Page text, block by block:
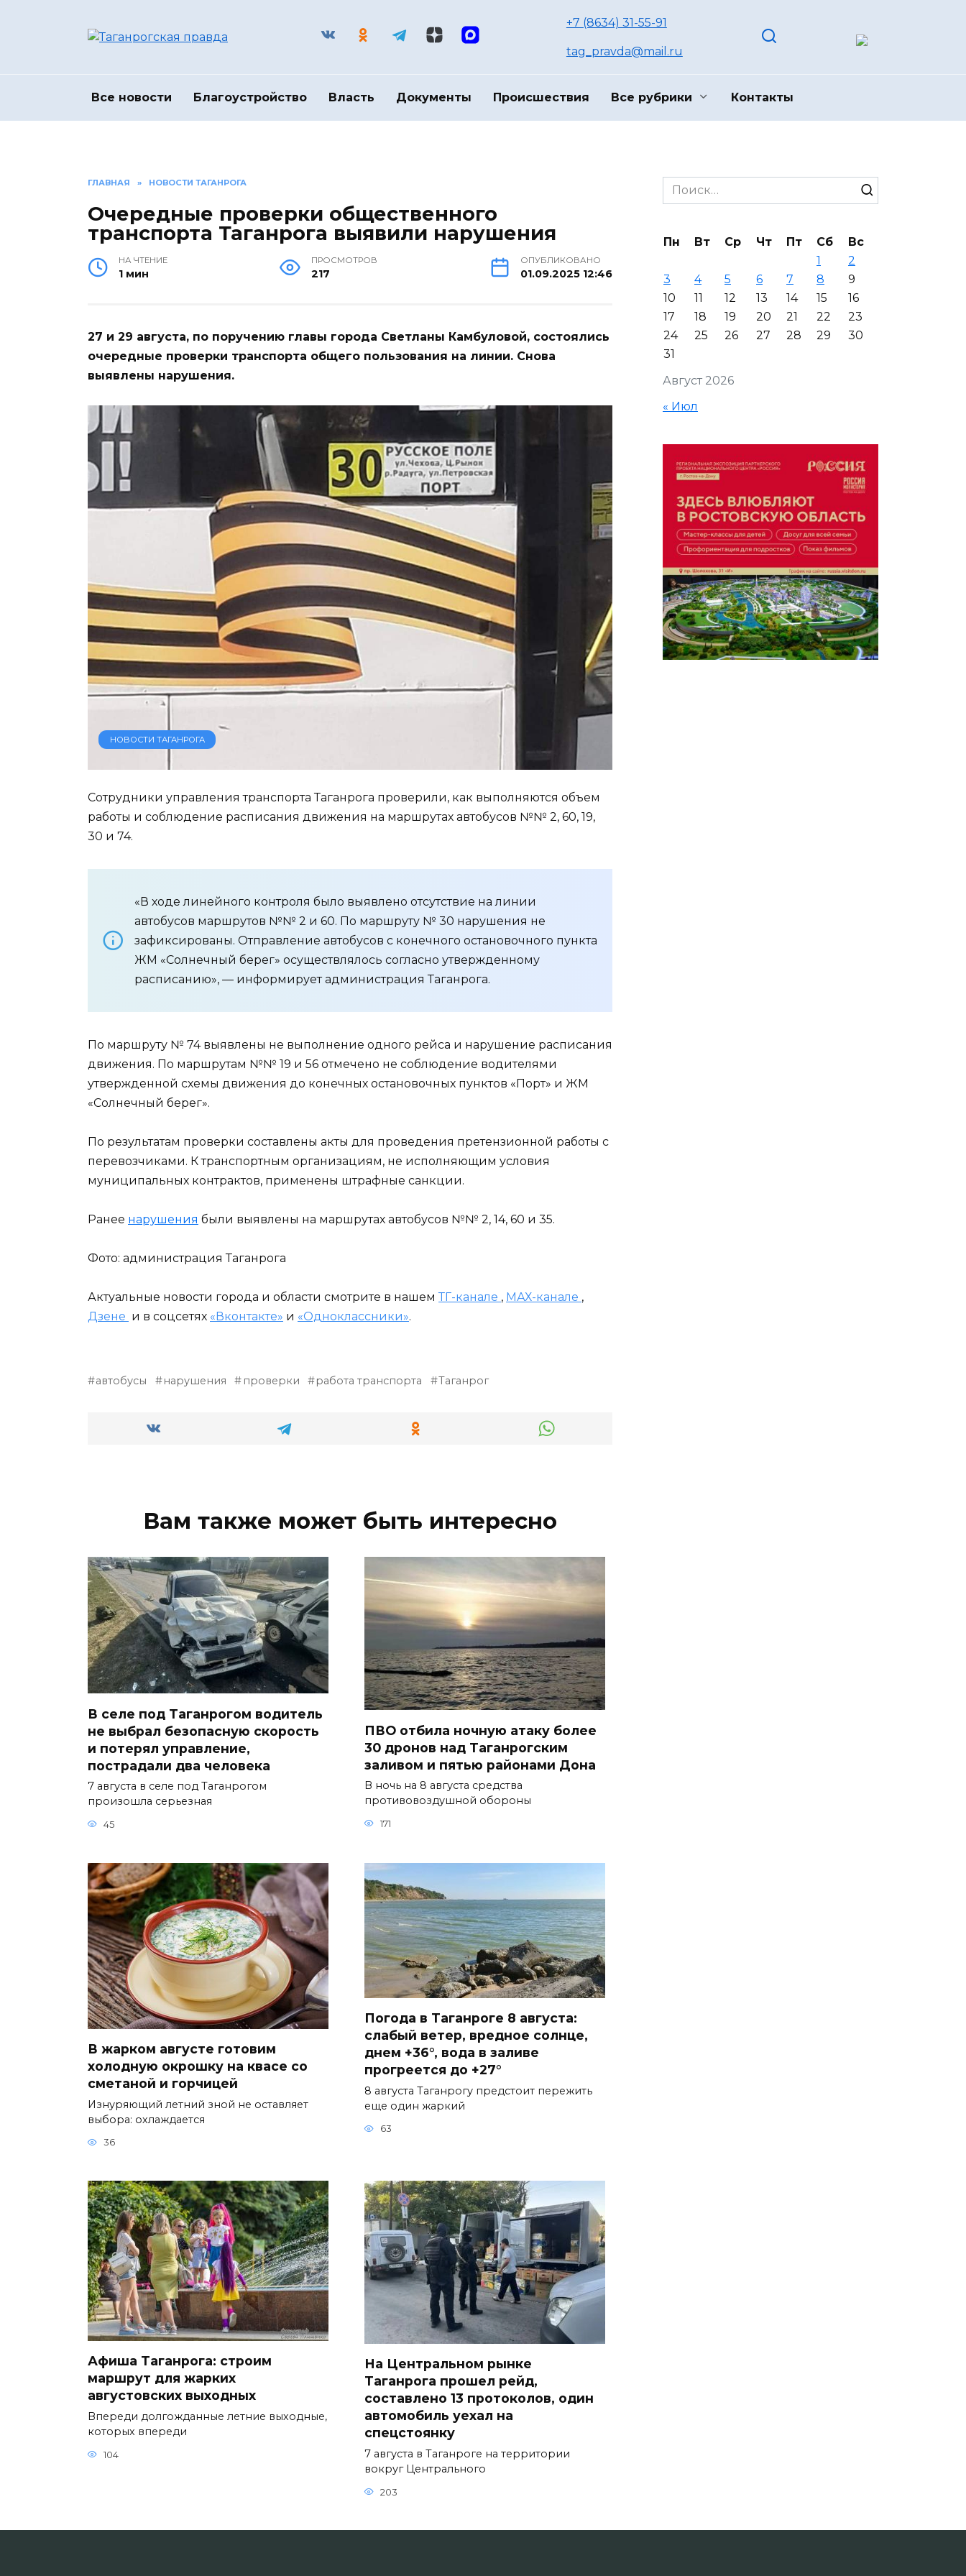
+7 (8634) 31-55-91
tag_pravda@mail.ru
Все новости Благоустройство Власть Документы Происшествия Все рубрики Контакты
ГЛАВНАЯ » НОВОСТИ ТАГАНРОГА
Очередные проверки общественного
транспорта Таганрога выявили нарушения
НА ЧТЕНИЕ
1 мин
ПРОСМОТРОВ
217
ОПУБЛИКОВАНО
01.09.2025 12:46
27 и 29 августа, по поручению главы города Светланы Камбуловой, состоялись
очередные проверки транспорта общего пользования на линии. Снова
выявлены нарушения.
НОВОСТИ ТАГАНРОГА
Сотрудники управления транспорта Таганрога проверили, как выполняются объем
работы и соблюдение расписания движения на маршрутах автобусов №№ 2, 60, 19,
30 и 74.
«В ходе линейного контроля было выявлено отсутствие на линии
автобусов маршрутов №№ 2 и 60. По маршруту № 30 нарушения не
зафиксированы. Отправление автобусов с конечного остановочного пункта
ЖМ «Солнечный берег» осуществлялось согласно утвержденному
расписанию», — информирует администрация Таганрога.
По маршруту № 74 выявлены не выполнение одного рейса и нарушение расписания
движения. По маршрутам №№ 19 и 56 отмечено не соблюдение водителями
утвержденной схемы движения до конечных остановочных пунктов «Порт» и ЖМ
«Солнечный берег».
По результатам проверки составлены акты для проведения претензионной работы с
перевозчиками. К транспортным организациям, не исполняющим условия
муниципальных контрактов, применены штрафные санкции.
Ранее нарушения были выявлены на маршрутах автобусов №№ 2, 14, 60 и 35.
Фото: администрация Таганрога
Актуальные новости города и области смотрите в нашем ТГ-канале , МАХ-канале ,
Дзене и в соцсетях «Вконтакте» и «Одноклассники».
автобусы нарушения проверки работа транспорта Таганрог
Вам также может быть интересно
В селе под Таганрогом водитель
не выбрал безопасную скорость
и потерял управление,
пострадали два человека
7 августа в селе под Таганрогом
произошла серьезная
45
ПВО отбила ночную атаку более
30 дронов над Таганрогским
заливом и пятью районами Дона
В ночь на 8 августа средства
противовоздушной обороны
171
В жарком августе готовим
холодную окрошку на квасе со
сметаной и горчицей
Изнуряющий летний зной не оставляет
выбора: охлаждается
36
Погода в Таганроге 8 августа:
слабый ветер, вредное солнце,
днем +36°, вода в заливе
прогреется до +27°
8 августа Таганрогу предстоит пережить
еще один жаркий
63
Афиша Таганрога: строим
маршрут для жарких
августовских выходных
Впереди долгожданные летние выходные,
которых впереди
104
На Центральном рынке
Таганрога прошел рейд,
составлено 13 протоколов, один
автомобиль уехал на
спецстоянку
7 августа в Таганроге на территории
вокруг Центрального
203
Search
for:
Август 2026
Пн Вт Ср Чт Пт Сб
Вс
1
2
3
4 5 6 7 8
9
10
11 12 13 14 15
16
17
18 19 20 21 22
23
24
25 26 27 28 29
30
31
« Июл